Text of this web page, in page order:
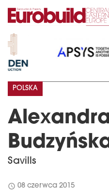
Savills
POLSKA
schedule 08 czerwca 2015